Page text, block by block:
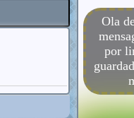
Ola
por